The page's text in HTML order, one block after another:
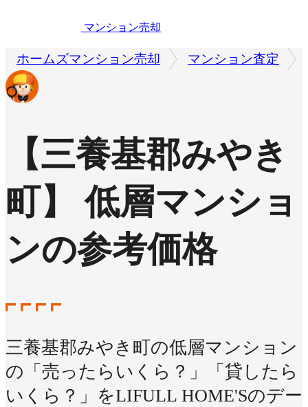
マンション売却
ホームズマンション売却 マンション査定
【三養基郡みやき
町】 低層マンショ
ンの参考価格
三養基郡みやき町の低層マンション
の「売ったらいくら？」「貸したら
いくら？」をLIFULL HOME'Sのデー